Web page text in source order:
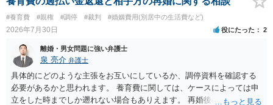
#養育費 #親権 #調停 #裁判 #婚姻費用(別居中の生活費など)
2026年7月30日 役にたった 2
離婚・男女問題に強い弁護士
泉 亮介 弁護士
具体的にどのような主張をお互いにしているか、調停資料を確認する
必要があるかと思われます。 養育費に関しては、ケースによっては申
立をした時までしか遡れない場合もありえます。 再婚後の相手方の行